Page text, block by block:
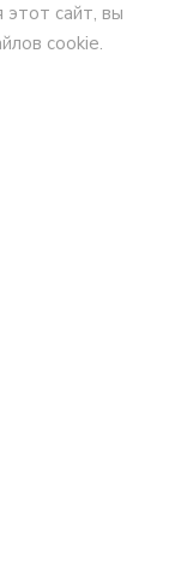
этот сайт, вы
cookie.